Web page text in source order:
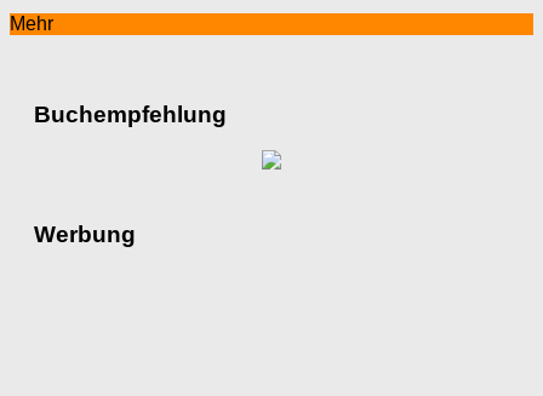
Mehr
Buchempfehlung
Werbung